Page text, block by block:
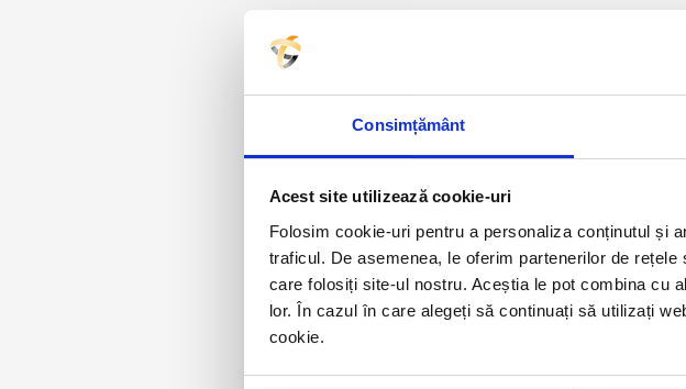
Consimțământ
Acest site utilizează cookie-uri
Folosim cookie-uri pentru a personaliza conținutul și
traficul. De asemenea, le oferim partenerilor de
care folosiți site-ul nostru. Aceștia le pot combina cu
lor. În cazul în care alegeți să continuați să utilizați
cookie.